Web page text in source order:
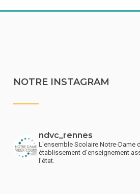
NOTRE INSTAGRAM
ndvc_rennes
L'ensemble Scolaire Notre-Dame
établissement d'enseignement
l'état.